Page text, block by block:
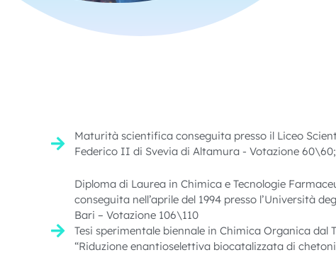
Maturità scientifica conseguita presso il Liceo
Federico II di Svevia di Altamura - Votazione 60\60;
Diploma di Laurea in Chimica e Tecnologie
conseguita nell’aprile del 1994 presso l’Università
Bari – Votazione 106\110
Tesi sperimentale biennale in Chimica Organica dal
“Riduzione enantioselettiva biocatalizzata di chetoni